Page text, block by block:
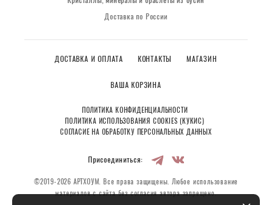
Доставка по России
ДОСТАВКА И ОПЛАТА КОНТАКТЫ МАГАЗИН
ВАША КОРЗИНА
ПОЛИТИКА КОНФИДЕНЦИАЛЬНОСТИ
ПОЛИТИКА ИСПОЛЬЗОВАНИЯ COOKIES (КУКИС)
СОГЛАСИЕ НА ОБРАБОТКУ ПЕРСОНАЛЬНЫХ ДАННЫХ
Присоединиться:
©2019-2026 АРТХОУМ. Все права защищены. Любое использование
материалов с сайта без согласия автора запрещено.